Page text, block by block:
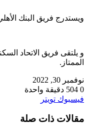
ويستدرج فريق البنك
و يلتقى فريق الاتحاد
الممتاز.
نوفمبر 30, 2022
0
دقيقة واحدة
فيسبوك تويتر
البريد
مقالات ذات صلة